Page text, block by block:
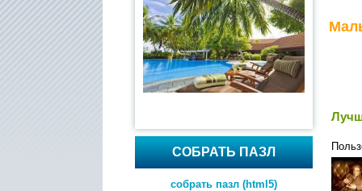
СОБРАТЬ ПАЗЛ
собрать пазл (html5)